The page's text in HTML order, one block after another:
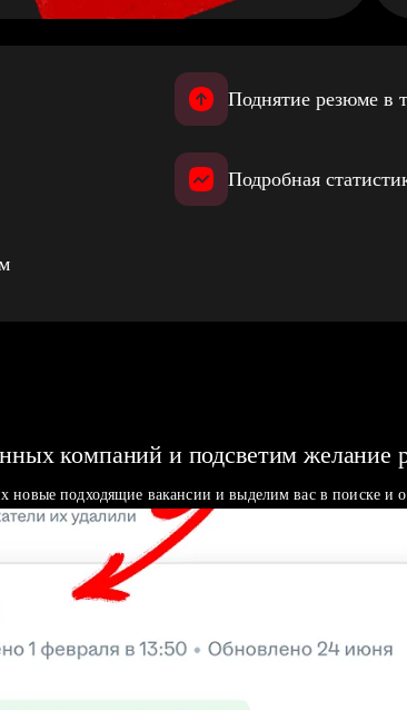
Поднятие резюме в
Подробная
компаний и подсветим желание
новые подходящие вакансии и выделим вас в поиске и